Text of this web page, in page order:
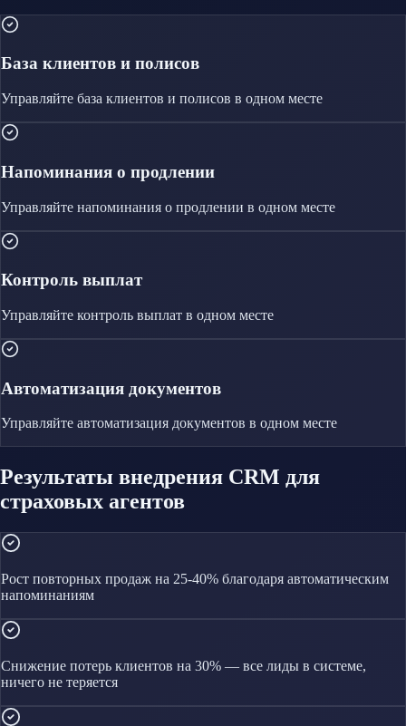
База клиентов и полисов
Управляйте база клиентов и полисов в одном месте
Напоминания о продлении
Управляйте напоминания о продлении в одном месте
Контроль выплат
Управляйте контроль выплат в одном месте
Автоматизация документов
Управляйте автоматизация документов в одном месте
Результаты внедрения CRM для
страховых агентов
Рост повторных продаж на 25-40% благодаря автоматическим
напоминаниям
Снижение потерь клиентов на 30% — все лиды в системе,
ничего не теряется